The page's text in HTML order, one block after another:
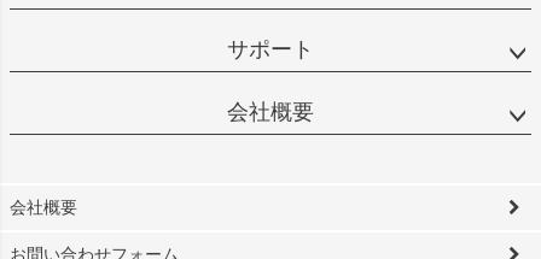
サポート
会社概要
会社概要
お問い合わせフォーム